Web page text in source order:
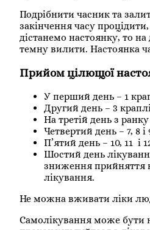
Подрібнити часник та
закінчення часу
дістанемо настоянку, то
темну вилити. Настоянка
Прийом цілющої
У перший день – 1
Другий день – 3
На третій день з
Четвертий день – 7, 8 і
П’ятий день – 10, 11 і
Шостий день
зниження прийняття
лікування.
Не можна вживати ліки
Самолікування може бути